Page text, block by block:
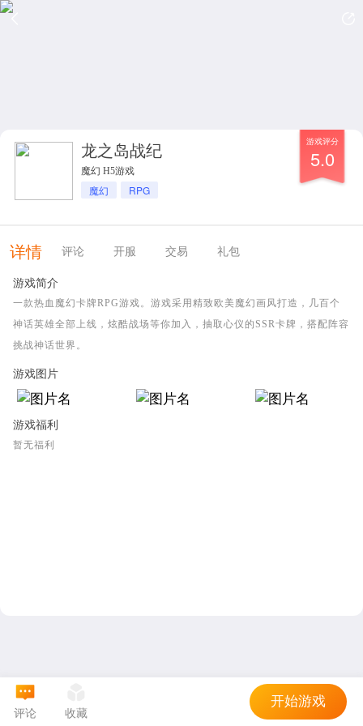
龙之岛战纪
魔幻 H5游戏
魔幻 RPG
游戏评分
5.0
详情 评论 开服 交易 礼包
游戏简介
一款热血魔幻卡牌RPG游戏。游戏采用精致欧美魔幻画风打造，几百个
神话英雄全部上线，炫酷战场等你加入，抽取心仪的SSR卡牌，搭配阵容
挑战神话世界。
游戏图片
游戏福利
暂无福利
评论 收藏
开始游戏